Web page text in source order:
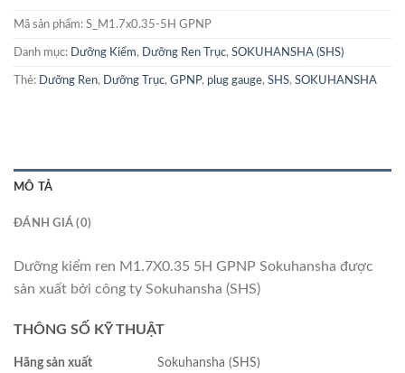
Mã sản phẩm: S_M1.7x0.35-5H GPNP
Danh mục: Dưỡng Kiểm, Dưỡng Ren Trục, SOKUHANSHA (SHS)
Thẻ: Dưỡng Ren, Dưỡng Trục, GPNP, plug gauge, SHS, SOKUHANSHA
MÔ TẢ
ĐÁNH GIÁ (0)
Dưỡng kiểm ren M1.7X0.35 5H GPNP Sokuhansha được
sản xuất bởi công ty Sokuhansha (SHS)
THÔNG SỐ KỸ THUẬT
Hãng sản xuất Sokuhansha (SHS)